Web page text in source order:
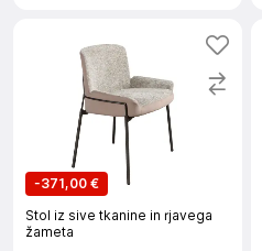
-371,00 €
Stol iz sive tkanine in rjavega
žameta